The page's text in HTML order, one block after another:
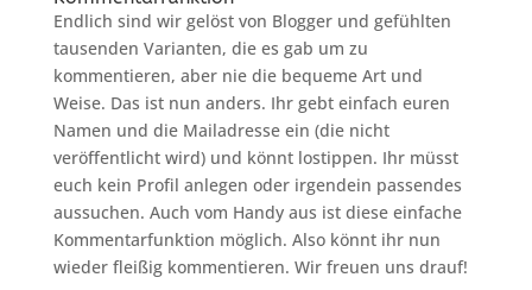
Endlich sind wir gelöst von Blogger und gefühlten
tausenden Varianten, die es gab um zu
kommentieren, aber nie die bequeme Art und
Weise. Das ist nun anders. Ihr gebt einfach euren
Namen und die Mailadresse ein (die nicht
veröffentlicht wird) und könnt lostippen. Ihr müsst
euch kein Profil anlegen oder irgendein passendes
aussuchen. Auch vom Handy aus ist diese einfache
Kommentarfunktion möglich. Also könnt ihr nun
wieder fleißig kommentieren. Wir freuen uns drauf!